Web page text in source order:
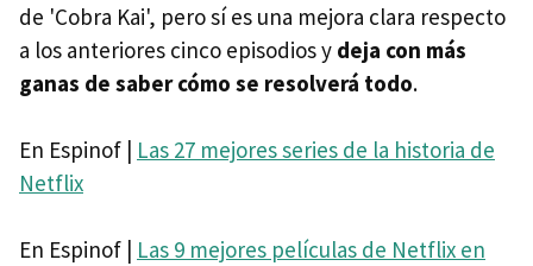
de 'Cobra Kai', pero sí es una mejora clara respecto
a los anteriores cinco episodios y deja con más
ganas de saber cómo se resolverá todo.
En Espinof | Las 27 mejores series de la historia de
Netflix
En Espinof | Las 9 mejores películas de Netflix en